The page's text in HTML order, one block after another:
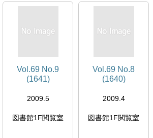
Vol.69 No.9
(1641)
2009.5
図書館1F閲覧室
Vol.69 No.8
(1640)
2009.4
図書館1F閲覧室